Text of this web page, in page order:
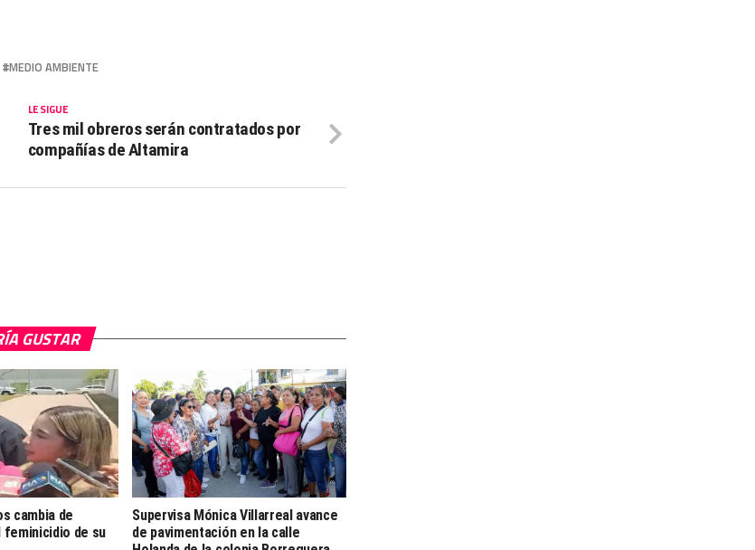
MEDIO AMBIENTE
LE SIGUE
Tres mil obreros serán contratados por
compañías de Altamira
GUSTAR
cambia de
feminicidio de su
Supervisa Mónica Villarreal avance
de pavimentación en la calle